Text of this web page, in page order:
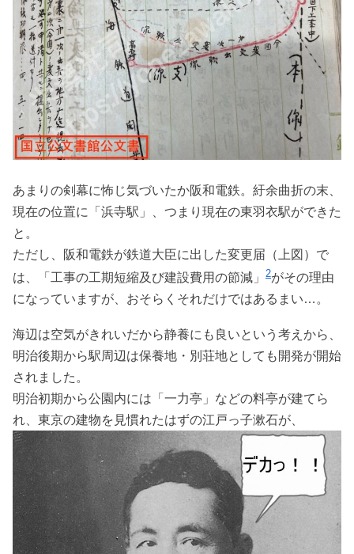
あまりの剣幕に怖じ気づいたか阪和電鉄。紆余曲折の末、
現在の位置に「浜寺駅」、つまり現在の東羽衣駅ができた
と。
ただし、阪和電鉄が鉄道大臣に出した変更届（上図）で
は、「工事の工期短縮及び建設費用の節減」 2がその理由
になっていますが、おそらくそれだけではあるまい…。
海辺は空気がきれいだから静養にも良いという考えから、
明治後期から駅周辺は保養地・別荘地としても開発が開始
されました。
明治初期から公園内には「一力亭」などの料亭が建てら
れ、東京の建物を見慣れたはずの江戸っ子漱石が、